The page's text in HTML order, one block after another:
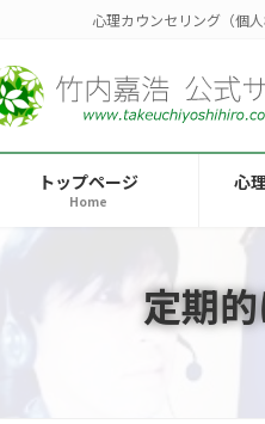
心理カウンセリング（個
トップページ
Home
心
定期